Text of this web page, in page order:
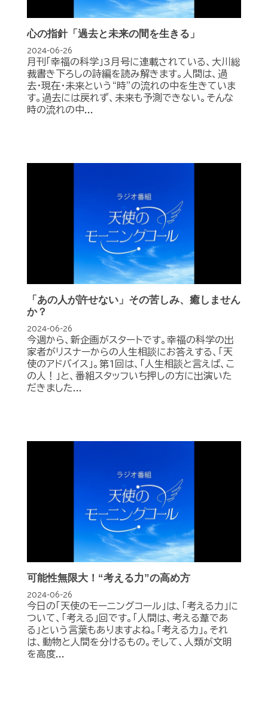
心の指針「過去と未来の間を生きる」
2024-06-26
月刊「幸福の科学」3月号に連載されている、大川総
裁書き下ろしの詩編を読み解きます。人間は、過
去・現在・未来という“時”の流れの中を生きていま
す。過去には戻れず、未来も予測できない。そんな
時の流れの中...
「あの人が許せない」その苦しみ、癒しません
か？
2024-06-26
今週から、新企画がスタートです。幸福の科学の出
家者がリスナーからの人生相談にお答えする、「天
使のアドバイス」。第1回は、「人生相談と言えば、こ
の人！」と、番組スタッフいち押しの方に出演いた
だきました...
可能性無限大！“考える力”の高め方
2024-06-26
今日の「天使のモーニングコール」は、「考える力」に
ついて、「考える」回です。「人間は、考える葦であ
る」という言葉もありますよね。「考える力」。それ
は、動物と人間を分けるもの。そして、人類が文明
を高度...